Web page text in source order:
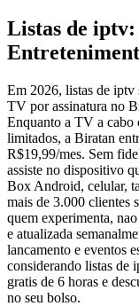
Listas de iptv:
Em 2026, listas de iptv
TV por assinatura no
Enquanto a TV a cabo
limitados, a Biratan
R$19,99/mes. Sem
assiste no dispositivo
Box Android, celular,
mais de 3.000 clientes
quem experimenta,
e atualizada
lancamento e eventos
considerando listas de
gratis de 6 horas e
no seu bolso.